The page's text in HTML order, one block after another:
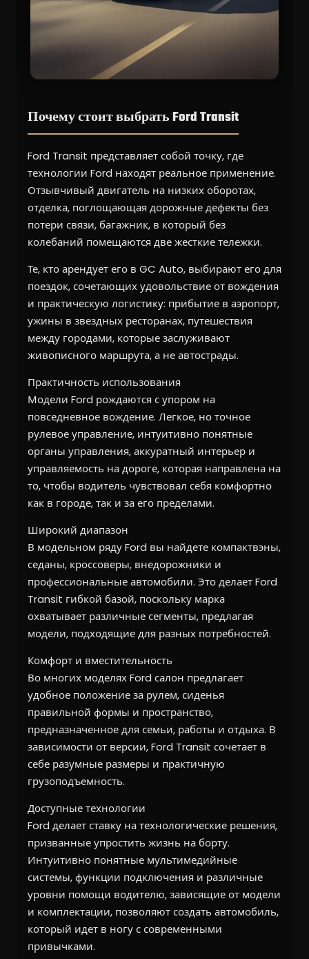
Почему стоит выбрать Ford Transit
Ford Transit представляет собой точку, где
технологии Ford находят реальное применение.
Отзывчивый двигатель на низких оборотах,
отделка, поглощающая дорожные дефекты без
потери связи, багажник, в который без
колебаний помещаются две жесткие тележки.
Те, кто арендует его в GC Auto, выбирают его для
поездок, сочетающих удовольствие от вождения
и практическую логистику: прибытие в аэропорт,
ужины в звездных ресторанах, путешествия
между городами, которые заслуживают
живописного маршрута, а не автострады.
Практичность использования
Модели Ford рождаются с упором на
повседневное вождение. Легкое, но точное
рулевое управление, интуитивно понятные
органы управления, аккуратный интерьер и
управляемость на дороге, которая направлена на
то, чтобы водитель чувствовал себя комфортно
как в городе, так и за его пределами.
Широкий диапазон
В модельном ряду Ford вы найдете компактвэны,
седаны, кроссоверы, внедорожники и
профессиональные автомобили. Это делает Ford
Transit гибкой базой, поскольку марка
охватывает различные сегменты, предлагая
модели, подходящие для разных потребностей.
Комфорт и вместительность
Во многих моделях Ford салон предлагает
удобное положение за рулем, сиденья
правильной формы и пространство,
предназначенное для семьи, работы и отдыха. В
зависимости от версии, Ford Transit сочетает в
себе разумные размеры и практичную
грузоподъемность.
Доступные технологии
Ford делает ставку на технологические решения,
призванные упростить жизнь на борту.
Интуитивно понятные мультимедийные
системы, функции подключения и различные
уровни помощи водителю, зависящие от модели
и комплектации, позволяют создать автомобиль,
который идет в ногу с современными
привычками.